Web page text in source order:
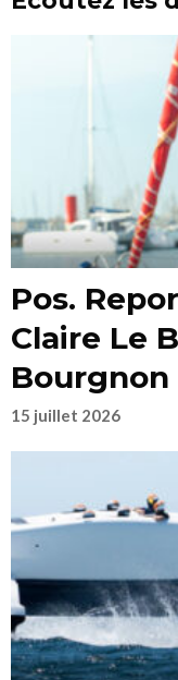
Pos.
Claire Le
15 juillet 2026